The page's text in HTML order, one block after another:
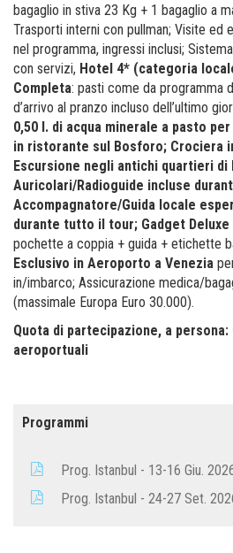
bagaglio in stiva 23 Kg + 1 bagaglio a
Trasporti interni con pullman; Visite ed
nel programma, ingressi inclusi;
con servizi, Hotel 4* (categoria
Completa: pasti come da programma
d’arrivo al pranzo incluso dell’ultimo
0,50 l. di acqua minerale a pasto
in ristorante sul Bosforo; Crociera
Escursione negli antichi quartieri di
Auricolari/Radioguide incluse
Accompagnatore/Guida locale
durante tutto il tour; Gadget Deluxe
pochette a coppia + guida + etichette
Esclusivo in Aeroporto a Venezia
in/imbarco; Assicurazione medica/
(massimale Europa Euro 30.000).
Quota di partecipazione, a persona:
aeroportuali
Programmi
Prog. Istanbul - 13-16 Giu.
Prog. Istanbul - 24-27 Set.